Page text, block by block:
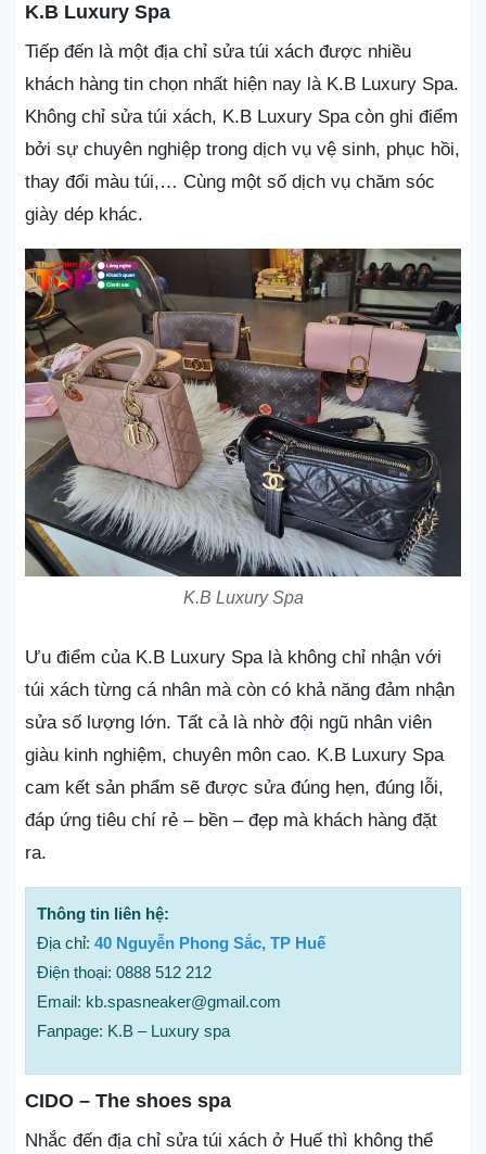
K.B Luxury Spa
Tiếp đến là một địa chỉ sửa túi xách được nhiều
khách hàng tin chọn nhất hiện nay là K.B Luxury Spa.
Không chỉ sửa túi xách, K.B Luxury Spa còn ghi điểm
bởi sự chuyên nghiệp trong dịch vụ vệ sinh, phục hồi,
thay đổi màu túi,… Cùng một số dịch vụ chăm sóc
giày dép khác.
K.B Luxury Spa
Ưu điểm của K.B Luxury Spa là không chỉ nhận với
túi xách từng cá nhân mà còn có khả năng đảm nhận
sửa số lượng lớn. Tất cả là nhờ đội ngũ nhân viên
giàu kinh nghiệm, chuyên môn cao. K.B Luxury Spa
cam kết sản phẩm sẽ được sửa đúng hẹn, đúng lỗi,
đáp ứng tiêu chí rẻ – bền – đẹp mà khách hàng đặt
ra.
Thông tin liên hệ:
Địa chỉ: 40 Nguyễn Phong Sắc, TP Huế
Điện thoại: 0888 512 212
Email: kb.spasneaker@gmail.com
Fanpage: K.B – Luxury spa
CIDO – The shoes spa
Nhắc đến địa chỉ sửa túi xách ở Huế thì không thể